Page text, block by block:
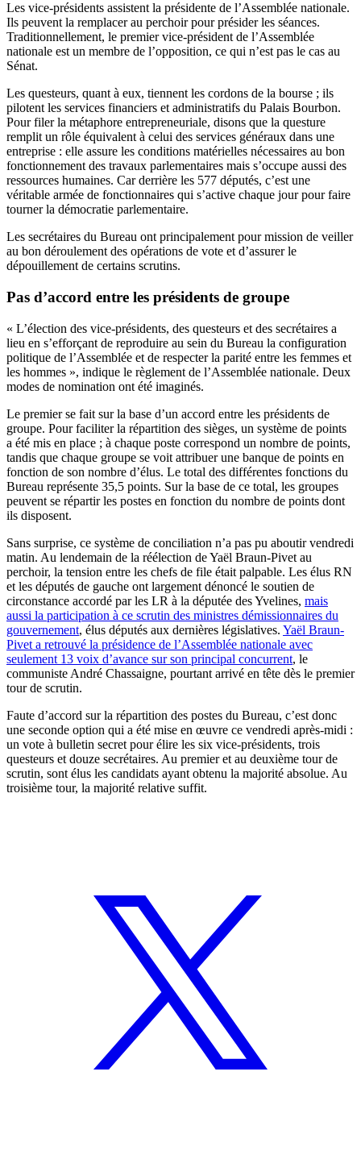
Les vice-présidents assistent la présidente de l’Assemblée nationale.
Ils peuvent la remplacer au perchoir pour présider les séances.
Traditionnellement, le premier vice-président de l’Assemblée
nationale est un membre de l’opposition, ce qui n’est pas le cas au
Sénat.
Les questeurs, quant à eux, tiennent les cordons de la bourse ; ils
pilotent les services financiers et administratifs du Palais Bourbon.
Pour filer la métaphore entrepreneuriale, disons que la questure
remplit un rôle équivalent à celui des services généraux dans une
entreprise : elle assure les conditions matérielles nécessaires au bon
fonctionnement des travaux parlementaires mais s’occupe aussi des
ressources humaines. Car derrière les 577 députés, c’est une
véritable armée de fonctionnaires qui s’active chaque jour pour faire
tourner la démocratie parlementaire.
Les secrétaires du Bureau ont principalement pour mission de veiller
au bon déroulement des opérations de vote et d’assurer le
dépouillement de certains scrutins.
Pas d’accord entre les présidents de groupe
« L’élection des vice‑présidents, des questeurs et des secrétaires a
lieu en s’efforçant de reproduire au sein du Bureau la configuration
politique de l’Assemblée et de respecter la parité entre les femmes et
les hommes », indique le règlement de l’Assemblée nationale. Deux
modes de nomination ont été imaginés.
Le premier se fait sur la base d’un accord entre les présidents de
groupe. Pour faciliter la répartition des sièges, un système de points
a été mis en place ; à chaque poste correspond un nombre de points,
tandis que chaque groupe se voit attribuer une banque de points en
fonction de son nombre d’élus. Le total des différentes fonctions du
Bureau représente 35,5 points. Sur la base de ce total, les groupes
peuvent se répartir les postes en fonction du nombre de points dont
ils disposent.
Sans surprise, ce système de conciliation n’a pas pu aboutir vendredi
matin. Au lendemain de la réélection de Yaël Braun-Pivet au
perchoir, la tension entre les chefs de file était palpable. Les élus RN
et les députés de gauche ont largement dénoncé le soutien de
circonstance accordé par les LR à la députée des Yvelines, mais
aussi la participation à ce scrutin des ministres démissionnaires du
gouvernement, élus députés aux dernières législatives. Yaël Braun-
Pivet a retrouvé la présidence de l’Assemblée nationale avec
seulement 13 voix d’avance sur son principal concurrent, le
communiste André Chassaigne, pourtant arrivé en tête dès le premier
tour de scrutin.
Faute d’accord sur la répartition des postes du Bureau, c’est donc
une seconde option qui a été mise en œuvre ce vendredi après-midi :
un vote à bulletin secret pour élire les six vice-présidents, trois
questeurs et douze secrétaires. Au premier et au deuxième tour de
scrutin, sont élus les candidats ayant obtenu la majorité absolue. Au
troisième tour, la majorité relative suffit.